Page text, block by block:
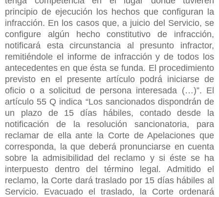
principio de ejecución los hechos que configuran la
infracción. En los casos que, a juicio del Servicio, se
configure algún hecho constitutivo de infracción,
notificará esta circunstancia al presunto infractor,
remitiéndole el informe de infracción y de todos los
antecedentes en que ésta se funda. El procedimiento
previsto en el presente artículo podrá iniciarse de
oficio o a solicitud de persona interesada (…)”. El
artículo 55 Q indica “Los sancionados dispondrán de
un plazo de 15 días hábiles, contado desde la
notificación de la resolución sancionatoria, para
reclamar de ella ante la Corte de Apelaciones que
corresponda, la que deberá pronunciarse en cuenta
sobre la admisibilidad del reclamo y si éste se ha
interpuesto dentro del término legal. Admitido el
reclamo, la Corte dará traslado por 15 días hábiles al
Servicio. Evacuado el traslado, la Corte ordenará